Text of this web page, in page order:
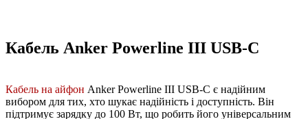
Кабель Anker Powerline III USB-C
Кабель на айфон Anker Powerline III USB-C є надійним
вибором для тих, хто шукає надійність і доступність. Він
підтримує зарядку до 100 Вт, що робить його універсальним